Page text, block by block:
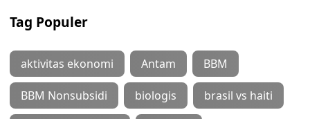
Tag Populer
aktivitas ekonomi Antam BBM
BBM Nonsubsidi biologis brasil vs haiti